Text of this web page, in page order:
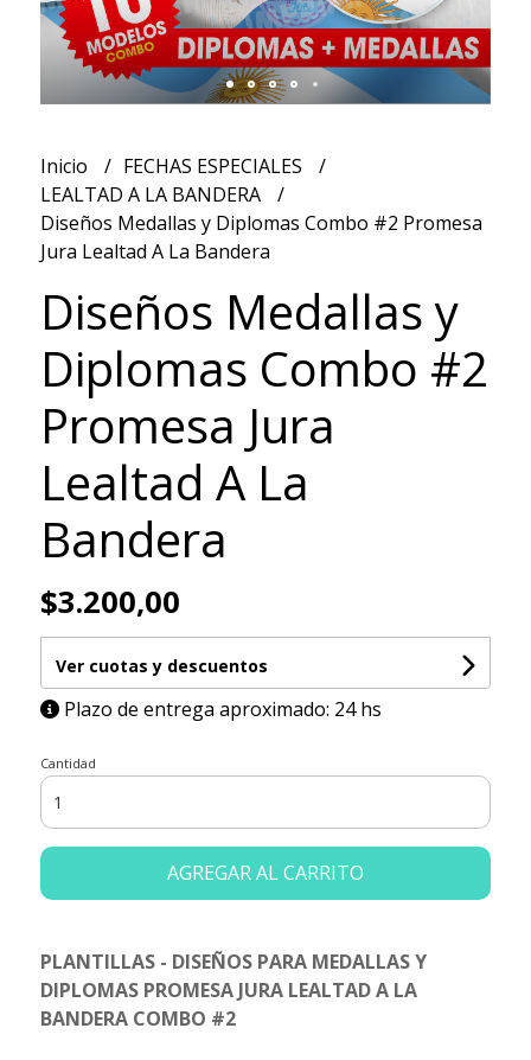
Inicio
FECHAS ESPECIALES
LEALTAD A LA BANDERA
Diseños Medallas y Diplomas Combo #2 Promesa
Jura Lealtad A La Bandera
Diseños Medallas y
Diplomas Combo #2
Promesa Jura
Lealtad A La
Bandera
$3.200,00
Ver cuotas y descuentos
Plazo de entrega aproximado: 24 hs
Cantidad
AGREGAR AL CARRITO
PLANTILLAS - DISEÑOS PARA MEDALLAS Y
DIPLOMAS PROMESA JURA LEALTAD A LA
BANDERA COMBO #2